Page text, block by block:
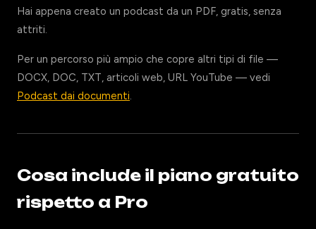
Hai appena creato un podcast da un PDF, gratis, senza
attriti.
Per un percorso più ampio che copre altri tipi di file —
DOCX, DOC, TXT, articoli web, URL YouTube — vedi
Podcast dai documenti.
Cosa include il piano gratuito
rispetto a Pro